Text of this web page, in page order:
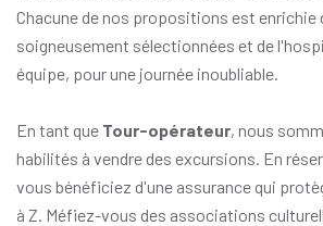
Chacune de nos propositions est enrichie
soigneusement sélectionnées et de
équipe, pour une journée inoubliable.
En tant que Tour-opérateur, nous
habilités à vendre des excursions. En
vous bénéficiez d'une assurance qui
à Z. Méfiez-vous des associations